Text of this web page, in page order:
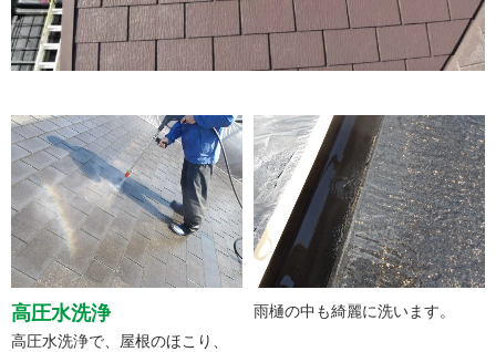
高圧水洗浄
高圧水洗浄で、屋根のほこり、
雨樋の中も綺麗に洗います。